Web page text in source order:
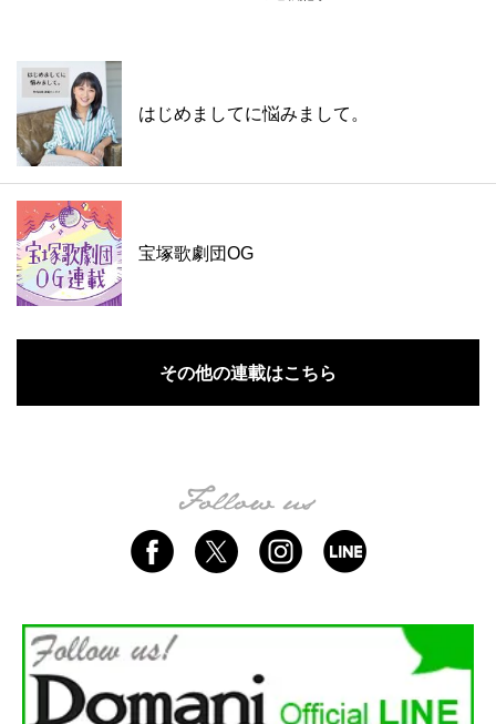
はじめましてに悩みまして。
宝塚歌劇団OG
その他の連載はこちら